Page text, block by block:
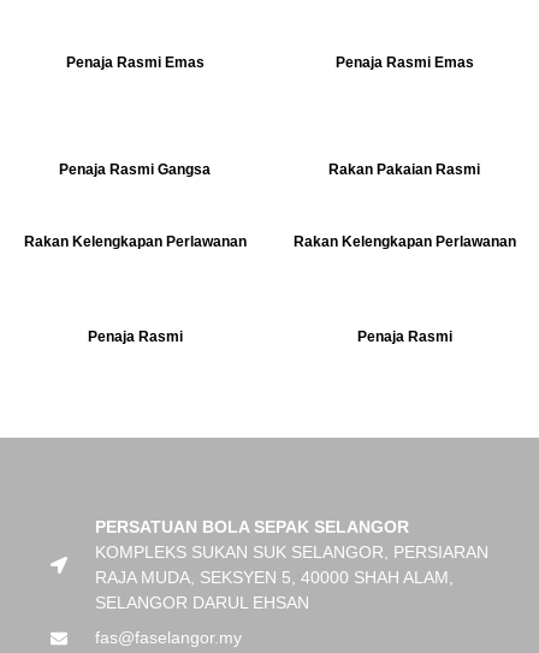
Penaja Rasmi Emas Penaja Rasmi Emas
Penaja Rasmi Gangsa Rakan Pakaian Rasmi
Rakan Kelengkapan Perlawanan Rakan Kelengkapan Perlawanan
Penaja Rasmi Penaja Rasmi
PERSATUAN BOLA SEPAK SELANGOR
KOMPLEKS SUKAN SUK SELANGOR, PERSIARAN
RAJA MUDA, SEKSYEN 5, 40000 SHAH ALAM,
SELANGOR DARUL EHSAN
fas@faselangor.my